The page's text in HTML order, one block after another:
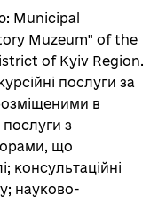
Municipal
Muzeum" of the
of Kyiv Region.
послуги за
в
послуги з
що
консультаційні
науково-